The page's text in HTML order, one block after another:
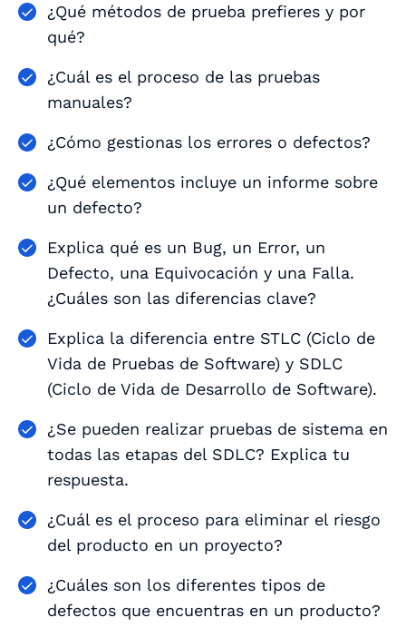
¿Qué métodos de prueba prefieres y por
qué?
¿Cuál es el proceso de las pruebas
manuales?
¿Cómo gestionas los errores o defectos?
¿Qué elementos incluye un informe sobre
un defecto?
Explica qué es un Bug, un Error, un
Defecto, una Equivocación y una Falla.
¿Cuáles son las diferencias clave?
Explica la diferencia entre STLC (Ciclo de
Vida de Pruebas de Software) y SDLC
(Ciclo de Vida de Desarrollo de Software).
¿Se pueden realizar pruebas de sistema en
todas las etapas del SDLC? Explica tu
respuesta.
¿Cuál es el proceso para eliminar el riesgo
del producto en un proyecto?
¿Cuáles son los diferentes tipos de
defectos que encuentras en un producto?